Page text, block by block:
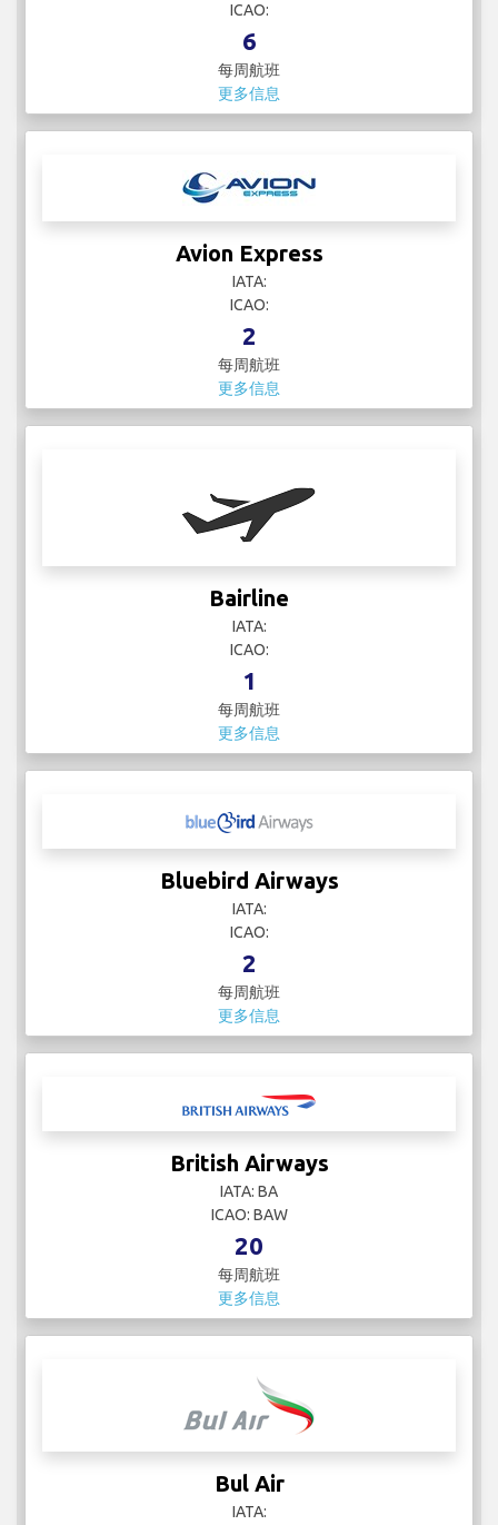
ICAO:
6
每周航班
更多信息
Avion Express
IATA:
ICAO:
2
每周航班
更多信息
Bairline
IATA:
ICAO:
1
每周航班
更多信息
Bluebird Airways
IATA:
ICAO:
2
每周航班
更多信息
British Airways
IATA: BA
ICAO: BAW
20
每周航班
更多信息
Bul Air
IATA: